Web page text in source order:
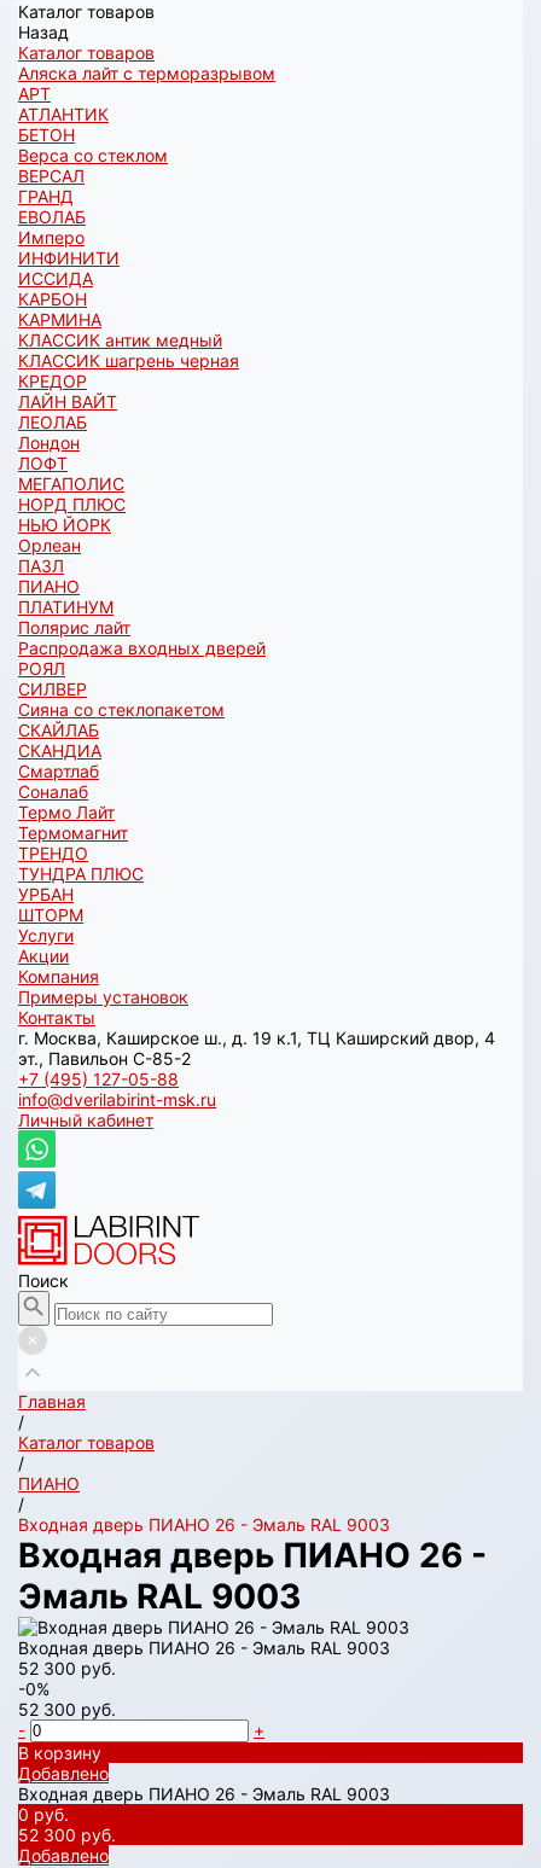
Каталог товаров
Назад
Каталог товаров
Аляска лайт с терморазрывом
АРТ
АТЛАНТИК
БЕТОН
Верса со стеклом
ВЕРСАЛ
ГРАНД
ЕВОЛАБ
Имперо
ИНФИНИТИ
ИССИДА
КАРБОН
КАРМИНА
КЛАССИК антик медный
КЛАССИК шагрень черная
КРЕДОР
ЛАЙН ВАЙТ
ЛЕОЛАБ
Лондон
ЛОФТ
МЕГАПОЛИС
НОРД ПЛЮС
НЬЮ ЙОРК
Орлеан
ПАЗЛ
ПИАНО
ПЛАТИНУМ
Полярис лайт
Распродажа входных дверей
РОЯЛ
СИЛВЕР
Сияна со стеклопакетом
СКАЙЛАБ
СКАНДИA
Смартлаб
Соналаб
Термо Лайт
Термомагнит
ТРЕНДО
ТУНДРА ПЛЮС
УРБАН
ШТОРМ
Услуги
Акции
Компания
Примеры установок
Контакты
г. Москва, Каширское ш., д. 19 к.1, ТЦ Каширский двор, 4
эт., Павильон C-85-2
+7 (495) 127-05-88‬
info@dverilabirint-msk.ru
Личный кабинет
Поиск
Главная
/
Каталог товаров
/
ПИАНО
/
Входная дверь ПИАНО 26 - Эмаль RAL 9003
Входная дверь ПИАНО 26 -
Эмаль RAL 9003
Входная дверь ПИАНО 26 - Эмаль RAL 9003
52 300 руб.
-0%
52 300 руб.
-
+
В корзину
Добавлено
Входная дверь ПИАНО 26 - Эмаль RAL 9003
0 руб.
52 300 руб.
Добавлено